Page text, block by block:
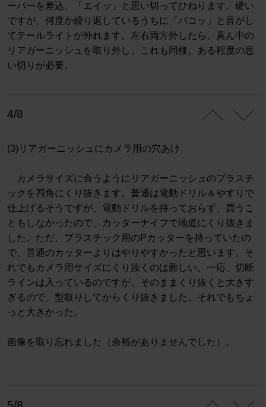
ーバーを差込、「エイッ」と思い切ってひねります。硬い
ですが、何度か繰り返しているうちに「バコッ」と音がし
てテールライトが外れます。左右両方外したら、真ん中の
リアガーニッシュを取り外し。これも同様。ある程度の思
い切りが必要。
4/8
(3)リアガーニッシュにカメラ用の穴あけ
カメラサイズに合うようにリアガーニッシュのプラスチ
ックを四角にくり抜きます。普通は電動ドリル＆やすりで
仕上げるそうですが、電動ドリルを持っておらず、買うこ
ともしなかったので、カッターナイフで地道にくり抜きま
した。ただ、プラスチック用のPカッターを持っていたの
で、普通のカッターよりはやりやすかったと思います。そ
れでもカメラ用サイズにくり抜くのは難しい。一応、切断
ラインは入っているのですが、そのままくり抜くと大きす
ぎるので、型取りしてからくり抜きました。それでもちょ
っと大きかった。
画像を取り忘れました（余裕がありませんでした）。